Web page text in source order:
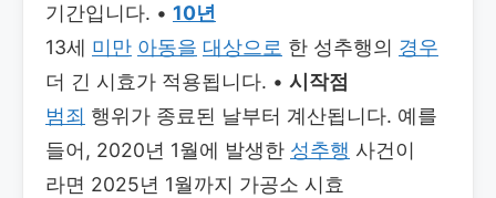
기간입니다. • 10년
13세 미만 아동을 대상으로 한 성추행의 경우
더 긴 시효가 적용됩니다. • 시작점
범죄 행위가 종료된 날부터 계산됩니다. 예를
들어, 2020년 1월에 발생한 성추행 사건이
라면 2025년 1월까지 가공소 시효